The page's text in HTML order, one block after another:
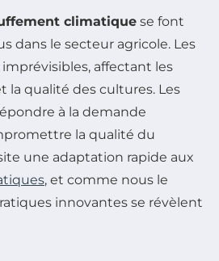
climatique se font
dans le secteur agricole. Les
affectant les
la qualité des cultures. Les
à la demande
la qualité du
une adaptation rapide aux
, et comme nous le
innovantes se révèlent